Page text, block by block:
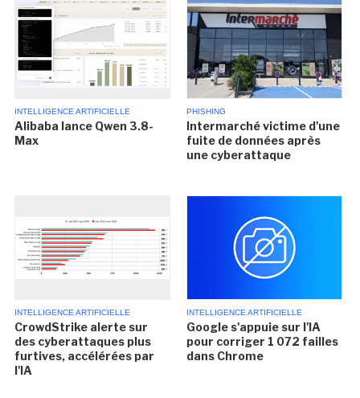
INTELLIGENCE ARTIFICIELLE
Alibaba lance Qwen 3.8-
Max
PHISHING
Intermarché victime d'une
fuite de données après
une cyberattaque
INTELLIGENCE ARTIFICIELLE
CrowdStrike alerte sur
des cyberattaques plus
furtives, accélérées par
l'IA
INTELLIGENCE ARTIFICIELLE
Google s'appuie sur l'IA
pour corriger 1 072 failles
dans Chrome